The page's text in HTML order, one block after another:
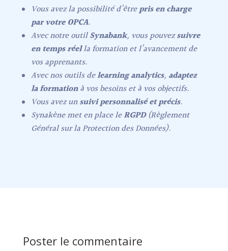
Vous avez la possibilité d’êtrepris en charge
par votre OPCA.
Avec notre outilSynabank, vous pouvezsuivre
en temps réella formation et l’avancement de
vos apprenants.
Avec nos outils delearning analytics, adaptez
la formationà vos besoins et à vos objectifs.
Vous avez unsuivi personnalisé et précis.
Synakène met en place leRGPD(Règlement
Général sur la Protection des Données).
Poster le commentaire